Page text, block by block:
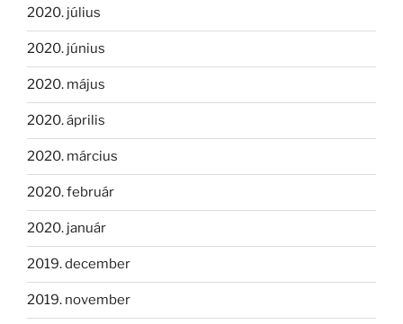
2020. július
2020. június
2020. május
2020. április
2020. március
2020. február
2020. január
2019. december
2019. november